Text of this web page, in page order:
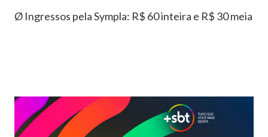
Ø Ingressos pela Sympla: R$ 60 inteira e R$ 30 meia